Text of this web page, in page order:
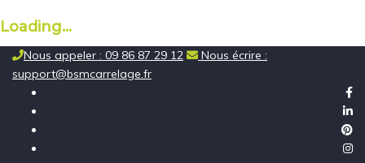
Loading...
Skip
content
Nous appeler : 09 86 87 29 12
Nous écrire :
support@bsmcarrelage.fr